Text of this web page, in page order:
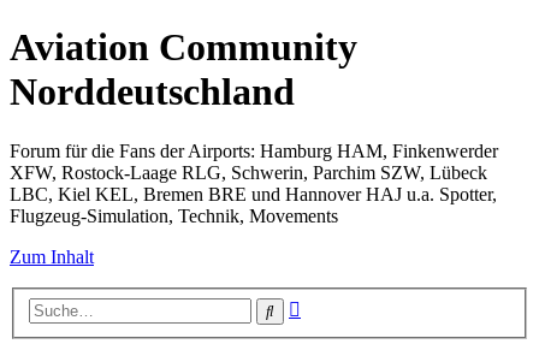
Aviation Community
Norddeutschland
Forum für die Fans der Airports: Hamburg HAM, Finkenwerder
XFW, Rostock-Laage RLG, Schwerin, Parchim SZW, Lübeck
LBC, Kiel KEL, Bremen BRE und Hannover HAJ u.a. Spotter,
Flugzeug-Simulation, Technik, Movements
Zum Inhalt
Suche